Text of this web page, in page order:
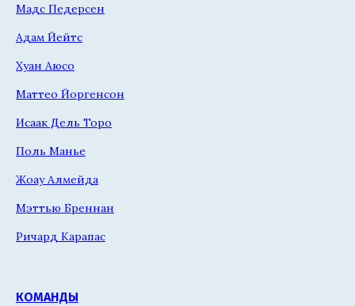
Мадс Педерсен
Адам Йейтс
Хуан Аюсо
Маттео Йоргенсон
Исаак Дель Торо
Поль Манье
Жоау Алмейда
Мэттью Бреннан
Ричард Карапас
КОМАНДЫ